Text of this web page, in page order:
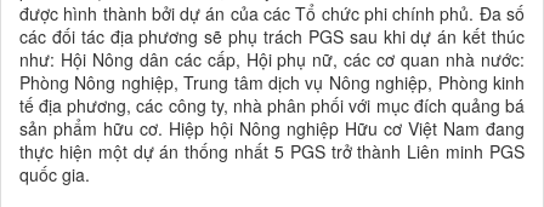
được hình thành bởi dự án của các Tổ chức phi chính phủ. Đa số
các đối tác địa phương sẽ phụ trách PGS sau khi dự án kết thúc
như: Hội Nông dân các cấp, Hội phụ nữ, các cơ quan nhà nước:
Phòng Nông nghiệp, Trung tâm dịch vụ Nông nghiệp, Phòng kinh
tế địa phương, các công ty, nhà phân phối với mục đích quảng bá
sản phẩm hữu cơ. Hiệp hội Nông nghiệp Hữu cơ Việt Nam đang
thực hiện một dự án thống nhất 5 PGS trở thành Liên minh PGS
quốc gia.